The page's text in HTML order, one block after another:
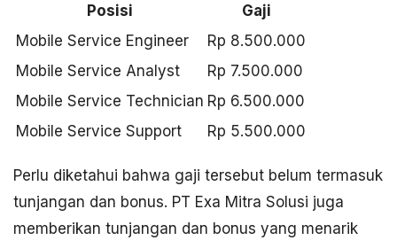
Posisi
Gaji
Mobile Service Engineer
Rp 8.500.000
Mobile Service Analyst
Rp 7.500.000
Mobile Service Technician Rp 6.500.000
Mobile Service Support
Rp 5.500.000
Perlu diketahui bahwa gaji tersebut belum termasuk
tunjangan dan bonus. PT Exa Mitra Solusi juga
memberikan tunjangan dan bonus yang menarik